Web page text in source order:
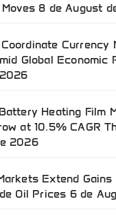
8 de August
Currency
Global Economic
Heating Film
at 10.5% CAGR
2026
Extend Gains
Oil Prices 6 de